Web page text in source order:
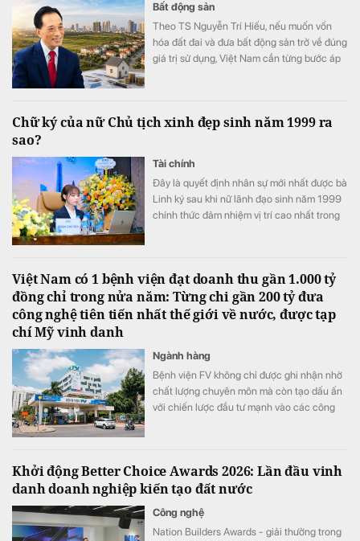
Bất động sản
Theo TS Nguyễn Trí Hiếu, nếu muốn vốn
hóa đất đai và đưa bất động sản trở về đúng
giá trị sử dụng, Việt Nam cần từng bước áp
Chữ ký của nữ Chủ tịch xinh đẹp sinh năm 1999 ra
sao?
Tài chính
Đây là quyết định nhân sự mới nhất được bà
Linh ký sau khi nữ lãnh đạo sinh năm 1999
chính thức đảm nhiệm vị trí cao nhất trong
Việt Nam có 1 bệnh viện đạt doanh thu gần 1.000 tỷ
đồng chỉ trong nửa năm: Từng chi gần 200 tỷ đưa
công nghệ tiên tiến nhất thế giới về nước, được tạp
chí Mỹ vinh danh
Ngành hàng
Bệnh viện FV không chỉ được ghi nhận nhờ
chất lượng chuyên môn mà còn tạo dấu ấn
với chiến lược đầu tư mạnh vào các công
Khởi động Better Choice Awards 2026: Lần đầu vinh
danh doanh nghiệp kiến tạo đất nước
Công nghệ
Nation Builders Awards - giải thưởng trong